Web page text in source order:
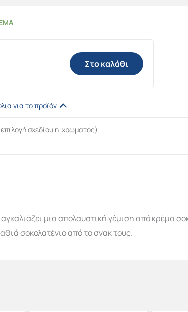
Στο καλάθι
για το προϊόν
μία απολαυστική γέμιση από κρέμα
σοκολατένιο από το σνακ τους.